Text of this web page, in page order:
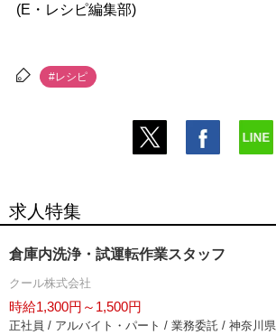
(E・レシピ編集部)
#レシピ
求人特集
倉庫内洗浄・試運転作業スタッフ
クール株式会社
時給1,300円～1,500円
正社員 / アルバイト・パート / 業務委託 / 神奈川県